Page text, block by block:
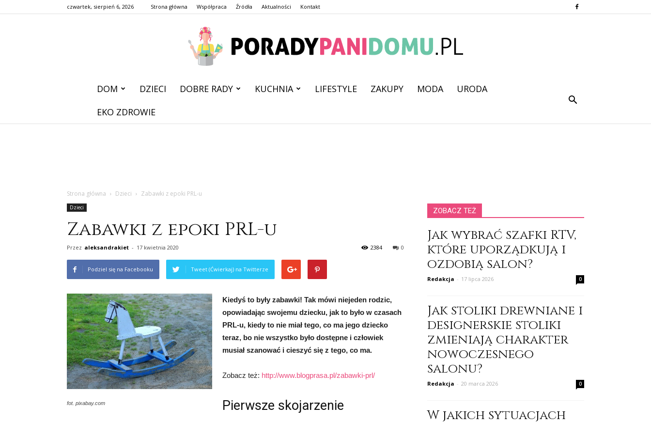
czwartek, sierpień 6, 2026 Strona główna Współpraca Źródła Aktualności Kontakt
DOM DZIECI DOBRE RADY KUCHNIA LIFESTYLE ZAKUPY MODA
URODA
EKO ZDROWIE
Strona główna Dzieci Zabawki z epoki PRL-u
Dzieci
Zabawki z epoki PRL-u
Przez aleksandrakiet - 17 kwietnia 2020 0
2384
Podziel się na Facebooku Tweet (Ćwierkaj) na Twitterze
fot. pixabay.com
Kiedyś to były zabawki! Tak mówi niejeden rodzic,
opowiadając swojemu dziecku, jak to było w czasach
PRL-u, kiedy to nie miał tego, co ma jego dziecko
teraz, bo nie wszystko było dostępne i człowiek
musiał szanować i cieszyć się z tego, co ma.
Zobacz też: http://www.blogprasa.pl/zabawki-prl/
Pierwsze skojarzenie
ZOBACZ TEŻ
Jak wybrać szafki RTV,
które uporządkują i
ozdobią salon?
Redakcja - 17 lipca 2026 0
Jak stoliki drewniane i
designerskie stoliki
zmieniają charakter
nowoczesnego
salonu?
Redakcja - 20 marca 2026 0
W jakich sytuacjach